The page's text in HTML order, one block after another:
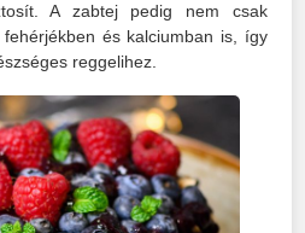
A zabtej pedig nem csak
és kalciumban is, így
reggelihez.